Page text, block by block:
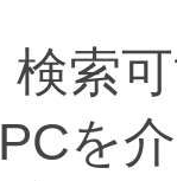
索
を